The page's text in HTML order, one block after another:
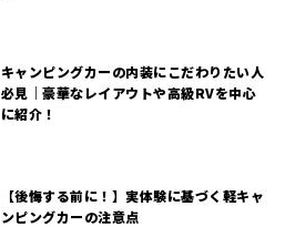
キャンピングカーの内装にこだわりたい人
必見｜豪華なレイアウトや高級RVを中心
に紹介！
【後悔する前に！】実体験に基づく軽キャ
ンピングカーの注意点